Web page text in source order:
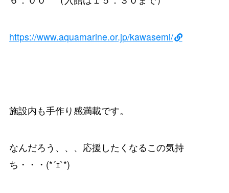
https://www.aquamarine.or.jp/kawasemi/
施設内も手作り感満載です。
なんだろう、、、応援したくなるこの気持
ち・・・(*´ｪ`*)